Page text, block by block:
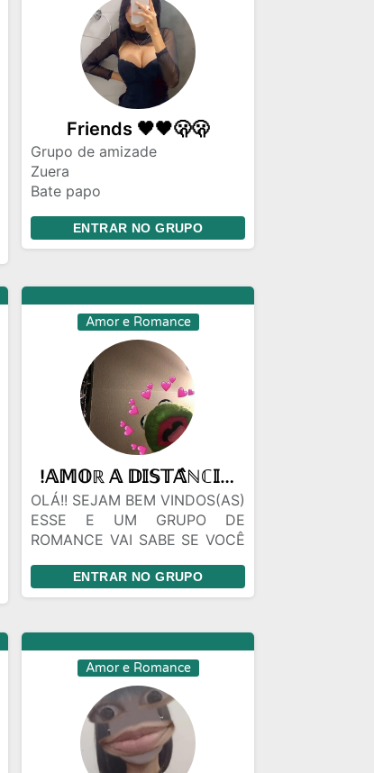
Friends 🖤🖤🫢🫢
Grupo de amizade
Zuera
Bate papo
Grupo de diversidade
Conhecer pessoas
Mundo lgbt
Grupo para fazer amigos em
todo Brasil
ENTRAR NO GRUPO
Amor e Romance
!𝔸𝕄𝕆ℝ 𝔸 𝔻𝕀𝕊𝕋𝔸̂ℕℂ𝕀𝔸!
OLÁ!! SEJAM BEM VINDOS(AS)
ESSE E UM GRUPO DE
ROMANCE VAI SABE SE VOCÊ
ESPOSO(A) KKK AQUI VOCÊ
PODE FAZER AMIZADES TBM
ENTRAR NO GRUPO
Amor e Romance